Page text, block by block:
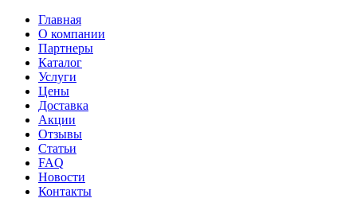
Главная
О компании
Партнеры
Каталог
Услуги
Цены
Доставка
Акции
Отзывы
Статьи
FAQ
Новости
Контакты